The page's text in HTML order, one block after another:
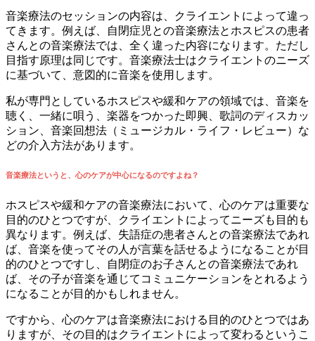
音楽療法のセッションの内容は、クライエントによって違っ
てきます。例えば、自閉症児との音楽療法とホスピスの患者
さんとの音楽療法では、全く違った内容になります。ただし
目指す原理は同じです。音楽療法士はクライエントのニーズ
に基づいて、意図的に音楽を使用します。
私が専門としているホスピスや緩和ケアの領域では、音楽を
聴く、一緒に唄う、楽器をつかった即興、歌詞のディスカッ
ション、音楽回想法（ミュージカル・ライフ・レビュー）な
どの介入方法があります。
音楽療法というと、心のケアが中心になるのですよね？
ホスピスや緩和ケアの音楽療法において、心のケアは重要な
目的のひとつですが、クライエントによってニーズも目的も
異なります。例えば、失語症の患者さんとの音楽療法であれ
ば、音楽を使ってその人が言葉を話せるようになることが目
的のひとつですし、自閉症のお子さんとの音楽療法であれ
ば、その子が音楽を通じてコミュニケーションをとれるよう
になることが目的かもしれません。
ですから、心のケアは音楽療法における目的のひとつではあ
りますが、その目的はクライエントによって変わるというこ